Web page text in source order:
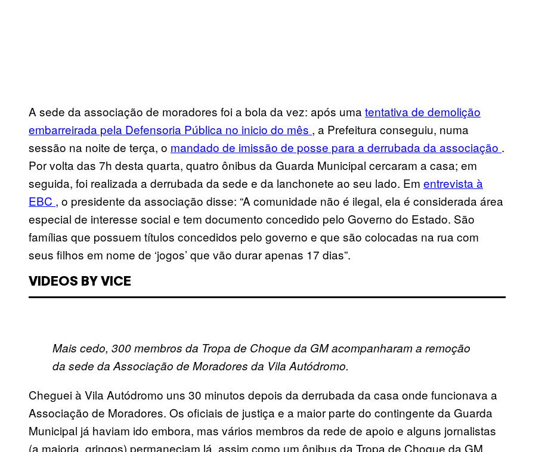
A sede da associação de moradores foi a bola da vez: após uma tentativa de demolição
embarreirada pela Defensoria Pública no inicio do mês , a Prefeitura conseguiu, numa
sessão na noite de terça, o mandado de imissão de posse para a derrubada da associação .
Por volta das 7h desta quarta, quatro ônibus da Guarda Municipal cercaram a casa; em
seguida, foi realizada a derrubada da sede e da lanchonete ao seu lado. Em entrevista à
EBC , o presidente da associação disse: “A comunidade não é ilegal, ela é considerada área
especial de interesse social e tem documento concedido pelo Governo do Estado. São
famílias que possuem títulos concedidos pelo governo e que são colocadas na rua com
seus filhos em nome de ‘jogos’ que vão durar apenas 17 dias”.
VIDEOS BY VICE
Mais cedo, 300 membros da Tropa de Choque da GM acompanharam a remoção
da sede da Associação de Moradores da Vila Autódromo.
Cheguei à Vila Autódromo uns 30 minutos depois da derrubada da casa onde funcionava a
Associação de Moradores. Os oficiais de justiça e a maior parte do contingente da Guarda
Municipal já haviam ido embora, mas vários membros da rede de apoio e alguns jornalistas
(a maioria, gringos) permaneciam lá, assim como um ônibus da Tropa de Choque da GM